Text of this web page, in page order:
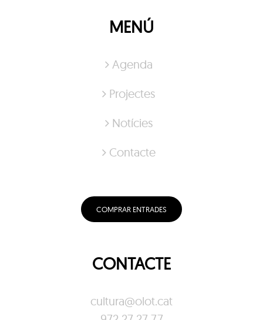
MENÚ
Agenda
Projectes
Notícies
Contacte
COMPRAR ENTRADES
CONTACTE
cultura@olot.cat